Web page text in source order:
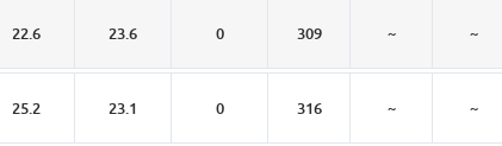
22.6 23.6 0 309 ~ ~
25.2 23.1 0 316 ~ ~